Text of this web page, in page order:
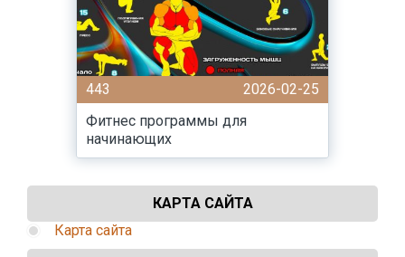
443
2026-02-25
Фитнес программы для
начинающих
КАРТА САЙТА
Карта сайта